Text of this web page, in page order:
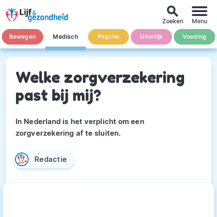
Bewegen Medisch Psyche Uiterlijk Voeding
search
Zoeken Menu
Welke zorgverzekering
past bij mij?
In Nederland is het verplicht om een
zorgverzekering af te sluiten.
Redactie